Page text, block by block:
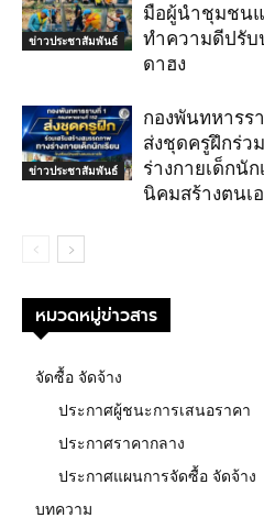
ข่าวประชาสัมพันธ์
มือผู้นำชุมชน
ทำความดีปรั
ดาฮง
ข่าวประชาสัมพันธ์
กองพันทหารร
ส่งชุดครูฝึกร่ว
ร่างกายเด็กนัก
นิคมสร้างตนเ
หมวดหมู่ข่าวสาร
จัดซื้อ จัดจ้าง
ประกาศผู้ชนะการเสนอราคา
ประกาศราคากลาง
ประกาศแผนการจัดซื้อ จัดจ้าง
บทความ